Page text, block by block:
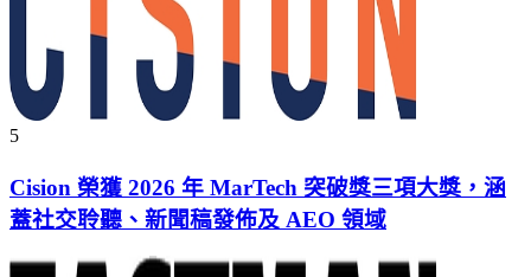
5
Cision 榮獲 2026 年 MarTech 突破獎三項大獎，涵
蓋社交聆聽、新聞稿發佈及 AEO 領域